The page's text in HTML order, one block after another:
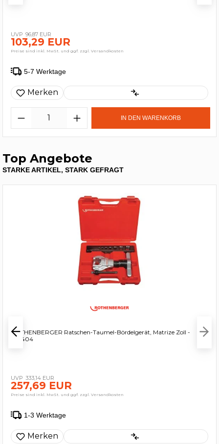
96,87 EUR
103,29 EUR
Preise sind inkl. MwSt. und ggf. zzgl. Versandkosten
5-7 Werktage
Merken
IN DEN WARENKORB
Top Angebote
STARKE ARTIKEL, STARK GEFRAGT
ROTHENBERGER Ratschen-Taumel-Bördelgerät, Matrize Zoll -
222404
333,14 EUR
257,69 EUR
Preise sind inkl. MwSt. und ggf. zzgl. Versandkosten
1-3 Werktage
Merken